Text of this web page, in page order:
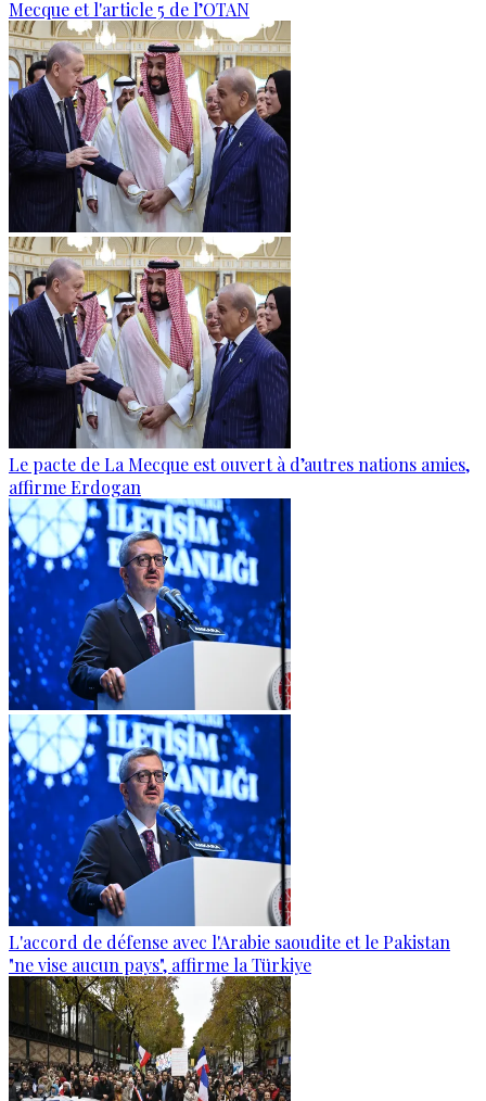
Mecque et l'article 5 de l’OTAN
Le pacte de La Mecque est ouvert à d’autres nations amies,
affirme Erdogan
L'accord de défense avec l'Arabie saoudite et le Pakistan
"ne vise aucun pays", affirme la Türkiye